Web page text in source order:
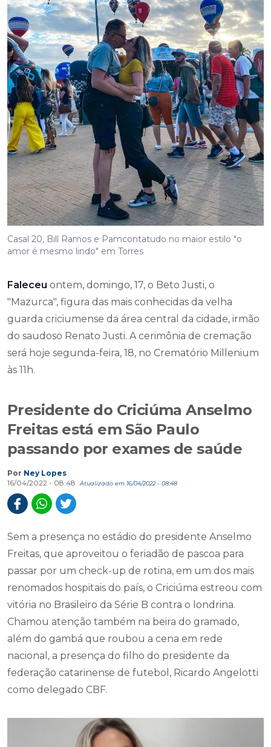
Casal 20, Bill Ramos e Pamcontatudo no maior estilo "o
amor é mesmo lindo" em Torres
Faleceu ontem, domingo, 17, o Beto Justi, o
"Mazurca", figura das mais conhecidas da velha
guarda criciumense da área central da cidade, irmão
do saudoso Renato Justi. A cerimônia de cremação
será hoje segunda-feira, 18, no Crematório Millenium
às 11h.
Presidente do Criciúma Anselmo
Freitas está em São Paulo
passando por exames de saúde
Por Ney Lopes
16/04/2022 - 08:48
Atualizado em 16/04/2022 - 08:48
Sem a presença no estádio do presidente Anselmo
Freitas, que aproveitou o feriadão de pascoa para
passar por um check-up de rotina, em um dos mais
renomados hospitais do país, o Criciúma estreou com
vitória no Brasileiro da Série B contra o londrina.
Chamou atenção também na beira do gramado,
além do gambá que roubou a cena em rede
nacional, a presença do filho do presidente da
federação catarinense de futebol, Ricardo Angelotti
como delegado CBF.